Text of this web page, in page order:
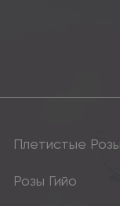
Плетистые Розы
Розы Гийо